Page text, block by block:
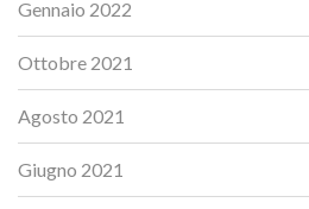
Gennaio 2022
Ottobre 2021
Agosto 2021
Giugno 2021